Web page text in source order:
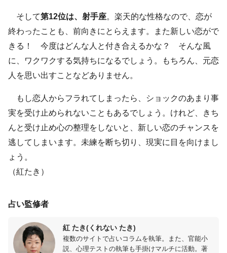
そして第12位は、射手座。楽天的な性格なので、恋が
終わったことも、前向きにとらえます。また新しい恋がで
きる！ 今度はどんな人と付き合えるかな？ そんな風
に、ワクワクする気持ちになるでしょう。もちろん、元恋
人を思い出すことなどありません。
もし恋人からフラれてしまったら、ショックのあまり事
実を受け止められないこともあるでしょう。けれど、きち
んと受け止め心の整理をしないと、新しい恋のチャンスを
逃してしまいます。未練を断ち切り、現実に目を向けまし
ょう。
（紅たき）
占い監修者
紅 たき(くれない たき)
複数のサイトで占いコラムを執筆。また、官能小
説、心理テストの執筆も手掛けマルチに活動。著